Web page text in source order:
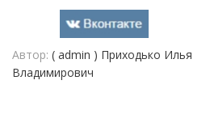
Автор: ( admin ) Приходько Илья
Владимирович